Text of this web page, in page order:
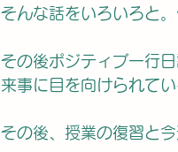
そんな話をいろいろと
その後ポジティブ一行
来事に目を向けられてい
その後、授業の復習と